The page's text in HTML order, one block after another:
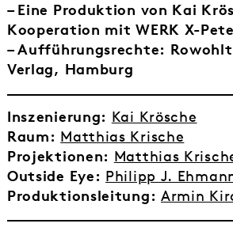
–Eine Produktion von Kai
Kooperation mit WERK X-
–Aufführungsrechte:
Verlag, Hamburg
Inszenierung: Kai Krösche
Raum: Matthias Krische
Projektionen: Matthias
Outside Eye: Philipp J.
Produktionsleitung: Armin